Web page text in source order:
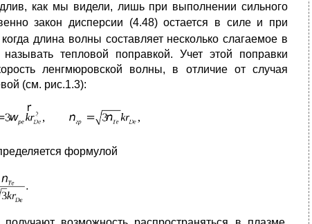
как мы видели, лишь при выполнении сильного
закон дисперсии (4.48) остается в силе и при
длина волны составляет несколько слагаемое в
тепловой поправкой. Учет этой поправки
ленгмюровской волны, в отличие от случая
(см. рис.1.3):
формулой